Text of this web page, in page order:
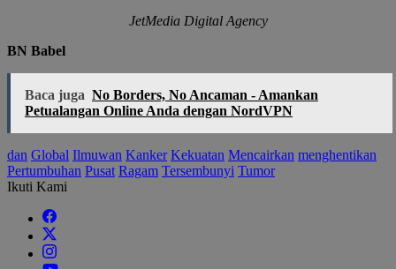
JetMedia Digital Agency
BN Babel
Baca juga No Borders, No Ancaman - Amankan
Petualangan Online Anda dengan NordVPN
dan Global Ilmuwan Kanker Kekuatan Mencairkan menghentikan
Pertumbuhan Pusat Ragam Tersembunyi Tumor
Ikuti Kami